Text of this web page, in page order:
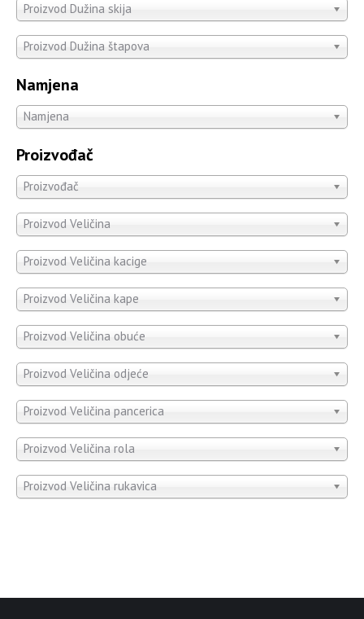
Proizvod Dužina skija
Proizvod Dužina štapova
Namjena
Namjena
Proizvođač
Proizvođač
Proizvod Veličina
Proizvod Veličina kacige
Proizvod Veličina kape
Proizvod Veličina obuće
Proizvod Veličina odjeće
Proizvod Veličina pancerica
Proizvod Veličina rola
Proizvod Veličina rukavica